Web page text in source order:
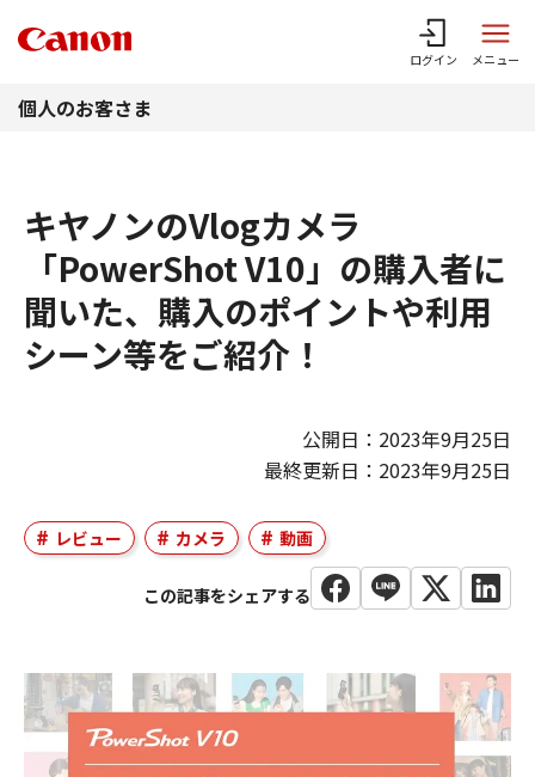
ログイン メニュー
個人のお客さま
キヤノンのVlogカメラ
「PowerShot V10」の購入者に
聞いた、購入のポイントや利用
シーン等をご紹介！
公開日：2023年9月25日
最終更新日：2023年9月25日
レビュー カメラ 動画